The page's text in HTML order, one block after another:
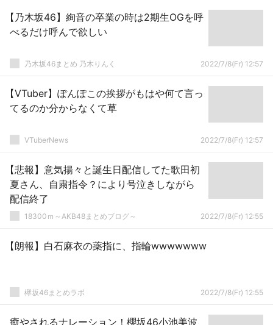
【乃木坂46】絢音の卒業の時は2期生OGを呼
べるだけ呼んで欲しい
乃木坂46まとめ 乃木りんく 2022/7/8(Fr) 12:57
【VTuber】ぽんぽこの挨拶がもはや何て言っ
てるのか分からなくて草
VTuberNews 2022/7/8(Fr) 12:57
【悲報】意気揚々と誕生日配信してた歌田初
夏さん、自粛指令？により号泣きしながら
配信終了
18300ｍ～AKB48まとめブログ～ 2022/7/8(Fr) 12:55
【朗報】白石麻衣の薬指に、指輪wwwwwww
欅坂46まとめラボ 2022/7/8(Fr) 12:55
癒やされるナレーション！櫻坂46小池美波